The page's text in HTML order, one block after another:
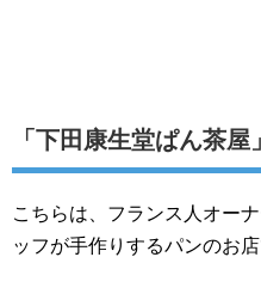
「下田康生堂ぱん茶屋」
こちらは、フランス人オー
ッフが手作りするパンのお店